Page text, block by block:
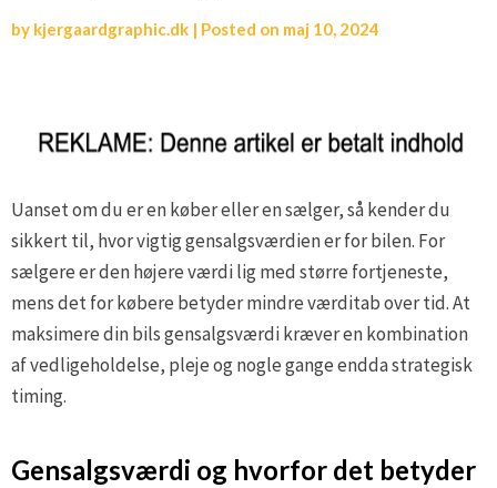
by kjergaardgraphic.dk | Posted on maj 10, 2024
Uanset om du er en køber eller en sælger, så kender du
sikkert til, hvor vigtig gensalgsværdien er for bilen. For
sælgere er den højere værdi lig med større fortjeneste,
mens det for købere betyder mindre værditab over tid. At
maksimere din bils gensalgsværdi kræver en kombination
af vedligeholdelse, pleje og nogle gange endda strategisk
timing.
Gensalgsværdi og hvorfor det betyder